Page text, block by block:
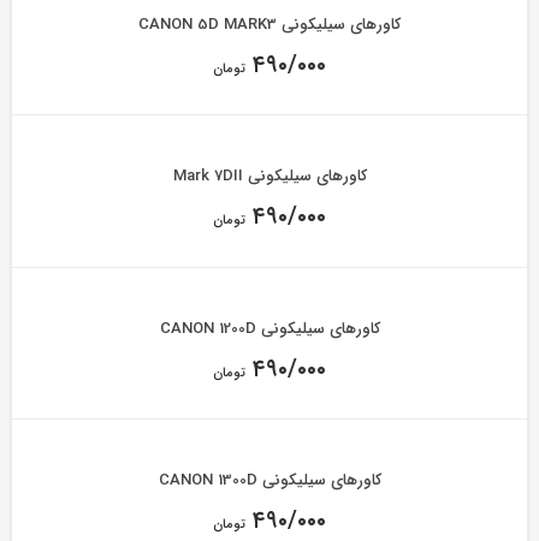
کاورهای سیلیکونی CANON 5D MARK3
۴۹۰/۰۰۰ تومان
کاورهای سیلیکونی Mark 7DII
۴۹۰/۰۰۰ تومان
کاورهای سیلیکونی CANON 1200D
۴۹۰/۰۰۰ تومان
کاورهای سیلیکونی CANON 1300D
۴۹۰/۰۰۰ تومان